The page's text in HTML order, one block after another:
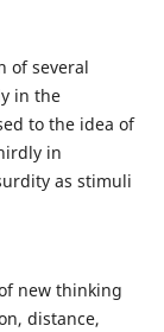
of several
in the
to the idea of
in
as stimuli
new thinking
distance,